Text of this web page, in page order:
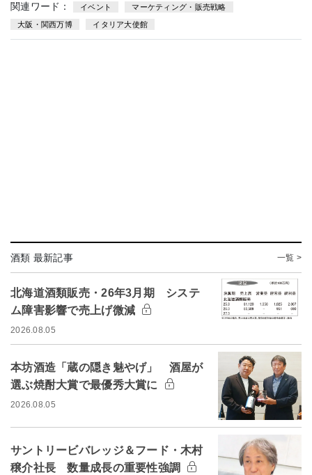
関連ワード： イベント マーケティング・販売戦略
大阪・関西万博 イタリア大使館
酒類 最新記事 一覧 >
北海道酒類販売・26年3月期 システ
ム障害影響で売上げ微減
2026.08.05
本坊酒造「蔵の隠き魅やげ」 酒屋が
選ぶ焼酎大賞で最優秀大賞に
2026.08.05
サントリービバレッジ＆フード・木村
穣介社長 数量成長の重要性強調